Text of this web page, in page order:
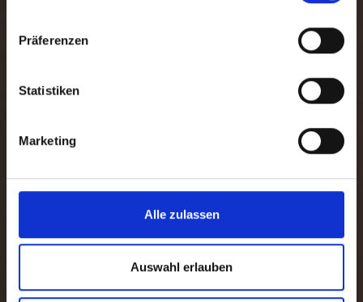
Präferenzen
Statistiken
Marketing
Alle zulassen
Auswahl erlauben